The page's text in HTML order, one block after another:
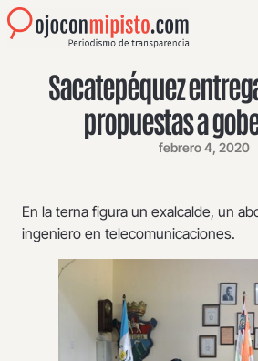
Sacatepéquez
propuestas a
febrero 4, 2020
En la terna figura un exalcalde, un
ingeniero en telecomunicaciones.